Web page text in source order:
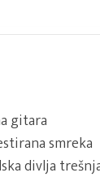
gitara
smreka
divlja